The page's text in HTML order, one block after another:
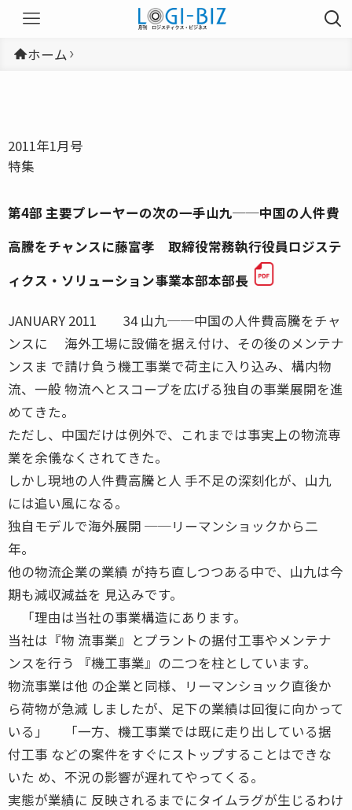
ホーム
2011年1月号
特集
第4部 主要プレーヤーの次の一手山九──中国の人件費
高騰をチャンスに藤富孝 取締役常務執行役員ロジステ
ィクス・ソリューション事業本部本部長
JANUARY 2011 34 山九──中国の人件費高騰をチャ
ンスに 海外工場に設備を据え付け、その後のメンテナ
ンスま で請け負う機工事業で荷主に入り込み、構内物
流、一般 物流へとスコープを広げる独自の事業展開を進
めてきた。
ただし、中国だけは例外で、これまでは事実上の物流専
業を余儀なくされてきた。
しかし現地の人件費高騰と人 手不足の深刻化が、山九
には追い風になる。
独自モデルで海外展開 ──リーマンショックから二
年。
他の物流企業の業績 が持ち直しつつある中で、山九は今
期も減収減益を 見込みです。
「理由は当社の事業構造にあります。
当社は『物 流事業』とプラントの据付工事やメンテナ
ンスを行う 『機工事業』の二つを柱としています。
物流事業は他 の企業と同様、リーマンショック直後か
ら荷物が急減 しましたが、足下の業績は回復に向かって
いる」 「一方、機工事業では既に走り出している据
付工事 などの案件をすぐにストップすることはできな
いた め、不況の影響が遅れてやってくる。
実態が業績に 反映されるまでにタイムラグが生じるわけ